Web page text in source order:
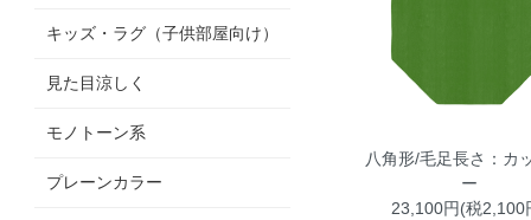
八角形/毛足長さ：カ
ー
23,100円(税2,100
キッズ・ラグ（子供部屋向け）
見た目涼しく
モノトーン系
プレーンカラー